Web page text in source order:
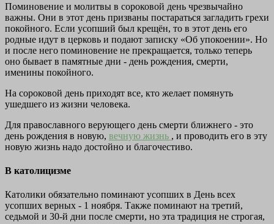
Поминовение и молитвы в сороковой день чрезвычайно
важны. Они в этот день призваны постараться загладить грехи
покойного. Если усопший был крещён, то в этот день его
родные идут в церковь и подают записку «Об упокоении». Но
и после него поминовение не прекращается, только теперь
оно бывает в памятные дни - день рождения, смерти,
именины покойного.
На сороковой день приходят все, кто желает помянуть
ушедшего из жизни человека.
Для православного верующего день смерти ближнего - это
день рождения в новую, вечную жизнь , и проводить его в эту
новую жизнь надо достойно и благочестиво.
В католицизме
Католики обязательно поминают усопших в День всех
усопших верных - 1 ноября. Также поминают на третий,
седьмой и 30-й дни после смерти, но эта традиция не строгая,